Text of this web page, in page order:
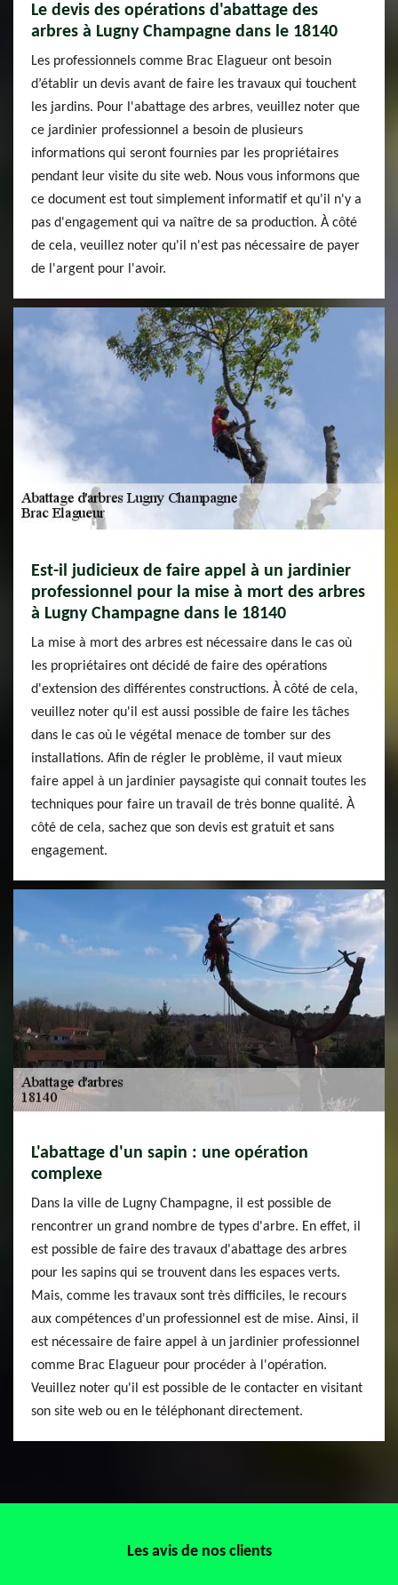
Le devis des opérations d'abattage des
arbres à Lugny Champagne dans le 18140
Les professionnels comme Brac Elagueur ont besoin
d’établir un devis avant de faire les travaux qui touchent
les jardins. Pour l'abattage des arbres, veuillez noter que
ce jardinier professionnel a besoin de plusieurs
informations qui seront fournies par les propriétaires
pendant leur visite du site web. Nous vous informons que
ce document est tout simplement informatif et qu'il n'y a
pas d'engagement qui va naître de sa production. À côté
de cela, veuillez noter qu'il n'est pas nécessaire de payer
de l'argent pour l'avoir.
Est-il judicieux de faire appel à un jardinier
professionnel pour la mise à mort des arbres
à Lugny Champagne dans le 18140
La mise à mort des arbres est nécessaire dans le cas où
les propriétaires ont décidé de faire des opérations
d'extension des différentes constructions. À côté de cela,
veuillez noter qu'il est aussi possible de faire les tâches
dans le cas où le végétal menace de tomber sur des
installations. Afin de régler le problème, il vaut mieux
faire appel à un jardinier paysagiste qui connait toutes les
techniques pour faire un travail de très bonne qualité. À
côté de cela, sachez que son devis est gratuit et sans
engagement.
L'abattage d'un sapin : une opération
complexe
Dans la ville de Lugny Champagne, il est possible de
rencontrer un grand nombre de types d'arbre. En effet, il
est possible de faire des travaux d'abattage des arbres
pour les sapins qui se trouvent dans les espaces verts.
Mais, comme les travaux sont très difficiles, le recours
aux compétences d'un professionnel est de mise. Ainsi, il
est nécessaire de faire appel à un jardinier professionnel
comme Brac Elagueur pour procéder à l'opération.
Veuillez noter qu'il est possible de le contacter en visitant
son site web ou en le téléphonant directement.
Les avis de nos clients